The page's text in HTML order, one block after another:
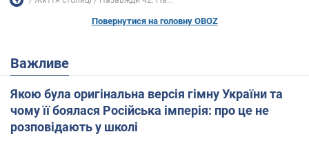
Повернутися на головну OBOZ
Важливе
Якою була оригінальна версія гімну України та
чому її боялася Російська імперія: про це не
розповідають у школі